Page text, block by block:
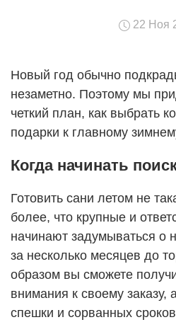
22 Ноя
Новый год обычно
незаметно. Поэтому мы
четкий план, как выбрать
подарки к главному
Когда начинать
Готовить сани летом не
более, что крупные и
начинают задумываться о
за несколько месяцев до
образом вы сможете
внимания к своему заказу,
спешки и сорванных